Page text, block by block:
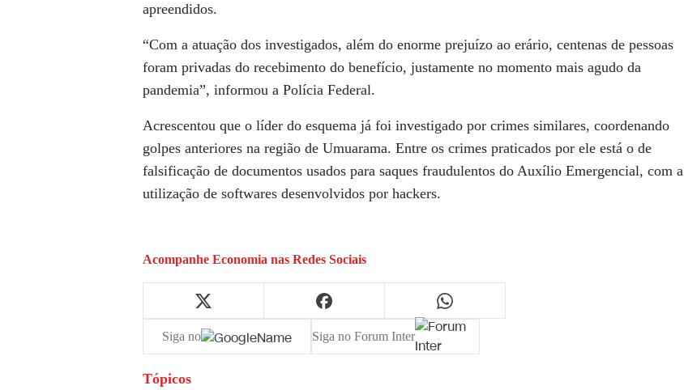
apreendidos.
“Com a atuação dos investigados, além do enorme prejuízo ao erário, centenas de pessoas
foram privadas do recebimento do benefício, justamente no momento mais agudo da
pandemia”, informou a Polícia Federal.
Acrescentou que o líder do esquema já foi investigado por crimes similares, coordenando
golpes anteriores na região de Umuarama. Entre os crimes praticados por ele está o de
falsificação de documentos usados para saques fraudulentos do Auxílio Emergencial, com a
utilização de softwares desenvolvidos por hackers.
Acompanhe Economia nas Redes Sociais
Siga no Siga no Forum Inter
Tópicos